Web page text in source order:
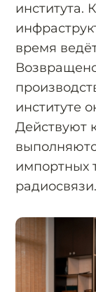
института.
время
институте
Действуют
импортных
радиосвязи.